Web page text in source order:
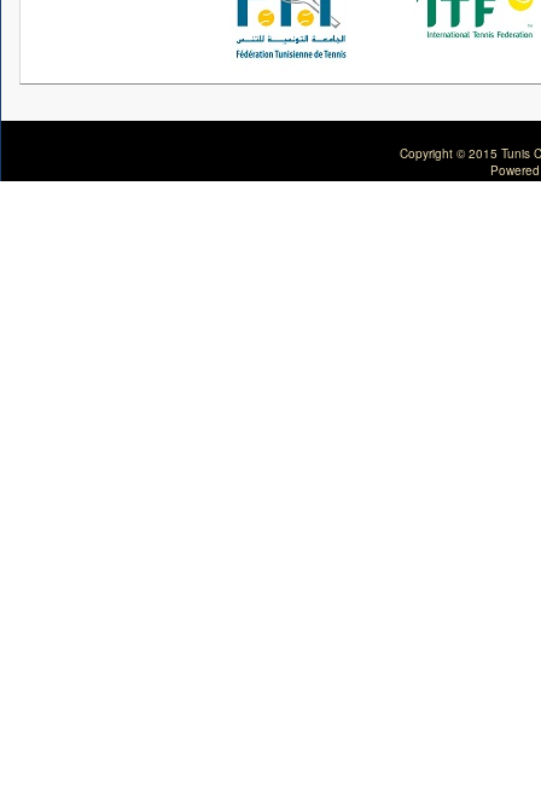
Copyright © 2015 Tunis